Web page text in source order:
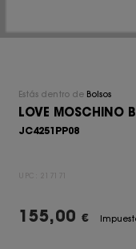
Estás dentro de Bolsos
LOVE MOSCHINO
JC4251PP08
UPC: 217171
155,00 €